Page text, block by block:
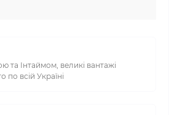
та Інтаймом, великі вантажі
по всій Україні